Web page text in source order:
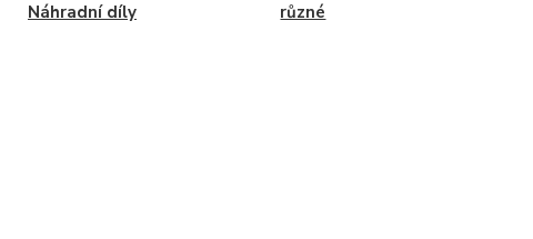
Náhradní díly
různé